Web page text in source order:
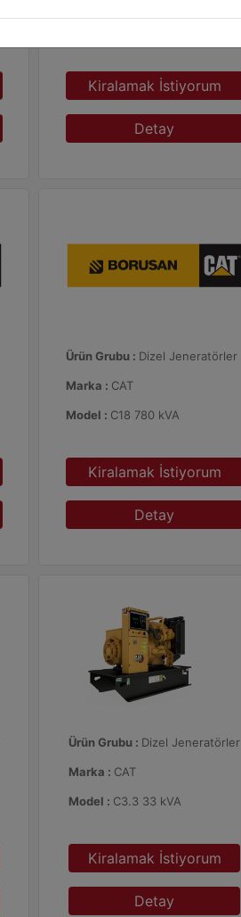
Kiralamak İstiyorum
Detay
Ürün Grubu : Dizel Jeneratörler
Marka : CAT
Model : C18 780 kVA
Kiralamak İstiyorum
Detay
Ürün Grubu : Dizel Jeneratörler
Marka : CAT
Model : C3.3 33 kVA
Kiralamak İstiyorum
Detay